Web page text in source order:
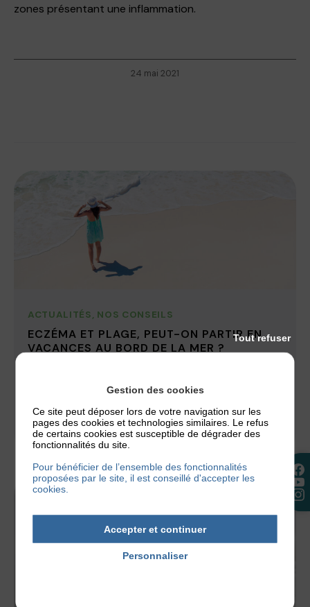
zones présentant une inflammation.
24 mai 2021
ACTUALITÉS, NOS CONSEILS
ECZÉMA ET PLAGE, PEUT-ON PARTIR EN
VACANCES AU BORD DE LA MER ?
avez peut-être prévu de partir à la plage. Mais qui
30 juillet 2026
Gestion des cookies
Ce site peut déposer lors de votre navigation sur les
pages des cookies et technologies similaires. Le refus
de certains cookies est susceptible de dégrader des
fonctionnalités du site.
Pour bénéficier de l’ensemble des fonctionnalités
proposées par le site, il est conseillé d'accepter les
cookies.
Accepter et continuer
Tout refuser
Personnaliser